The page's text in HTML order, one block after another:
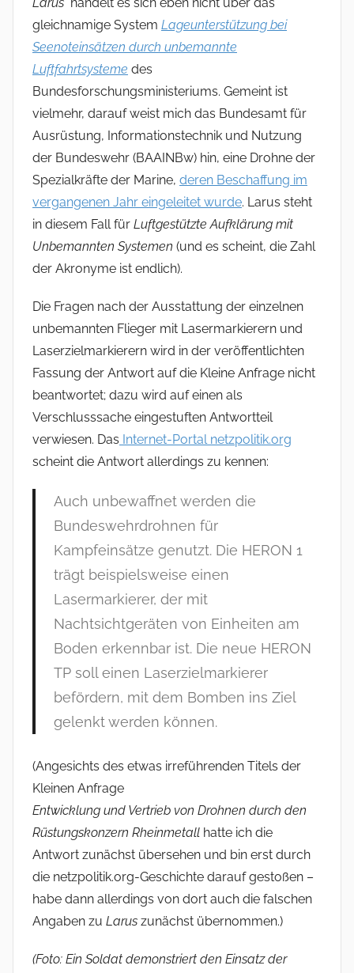
Larus handelt es sich eben nicht über das
gleichnamige System Lageunterstützung bei
Seenoteinsätzen durch unbemannte
Luftfahrtsysteme des
Bundesforschungsministeriums. Gemeint ist
vielmehr, darauf weist mich das Bundesamt für
Ausrüstung, Informationstechnik und Nutzung
der Bundeswehr (BAAINBw) hin, eine Drohne der
Spezialkräfte der Marine, deren Beschaffung im
vergangenen Jahr eingeleitet wurde. Larus steht
in diesem Fall für Luftgestützte Aufklärung mit
Unbemannten Systemen (und es scheint, die Zahl
der Akronyme ist endlich).
Die Fragen nach der Ausstattung der einzelnen
unbemannten Flieger mit Lasermarkierern und
Laserzielmarkierern wird in der veröffentlichten
Fassung der Antwort auf die Kleine Anfrage nicht
beantwortet; dazu wird auf einen als
Verschlusssache eingestuften Antwortteil
verwiesen. Das Internet-Portal netzpolitik.org
scheint die Antwort allerdings zu kennen:
Auch unbewaffnet werden die
Bundeswehrdrohnen für
Kampfeinsätze genutzt. Die HERON 1
trägt beispielsweise einen
Lasermarkierer, der mit
Nachtsichtgeräten von Einheiten am
Boden erkennbar ist. Die neue HERON
TP soll einen Laserzielmarkierer
befördern, mit dem Bomben ins Ziel
gelenkt werden können.
(Angesichts des etwas irreführenden Titels der
Kleinen Anfrage
Entwicklung und Vertrieb von Drohnen durch den
Rüstungskonzern Rheinmetall hatte ich die
Antwort zunächst übersehen und bin erst durch
die netzpolitik.org-Geschichte darauf gestoßen –
habe dann allerdings von dort auch die falschen
Angaben zu Larus zunächst übernommen.)
(Foto: Ein Soldat demonstriert den Einsatz der